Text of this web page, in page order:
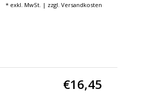
* exkl. MwSt. | zzgl. Versandkosten
€16,45